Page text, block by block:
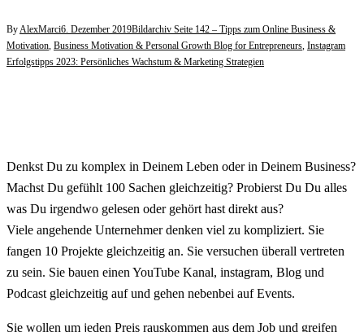
ByAlexMarci6. Dezember 2019Bildarchiv Seite 142 – Tipps zum Online Business &
Motivation, Business Motivation & Personal Growth Blog for Entrepreneurs, Instagram
Erfolgstipps 2023: Persönliches Wachstum & Marketing Strategien
Denkst Du zu komplex in Deinem Leben oder in Deinem Business?
Machst Du gefühlt 100 Sachen gleichzeitig? Probierst Du Du alles
was Du irgendwo gelesen oder gehört hast direkt aus?
Viele angehende Unternehmer denken viel zu kompliziert. Sie
fangen 10 Projekte gleichzeitig an. Sie versuchen überall vertreten
zu sein. Sie bauen einen YouTube Kanal, instagram, Blog und
Podcast gleichzeitig auf und gehen nebenbei auf Events.
Sie wollen um jeden Preis rauskommen aus dem Job und greifen